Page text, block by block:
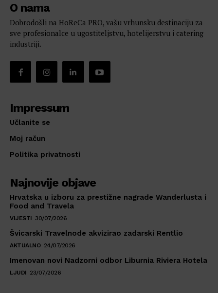
O nama
Dobrodošli na HoReCa PRO, vašu vrhunsku destinaciju za
sve profesionalce u ugostiteljstvu, hotelijerstvu i catering
industriji.
Impressum
Učlanite se
Moj račun
Politika privatnosti
Najnovije objave
Hrvatska u izboru za prestižne nagrade Wanderlusta i
Food and Travela
VIJESTI 30/07/2026
Švicarski Travelnode akvizirao zadarski Rentlio
AKTUALNO 24/07/2026
Imenovan novi Nadzorni odbor Liburnia Riviera Hotela
LJUDI 23/07/2026